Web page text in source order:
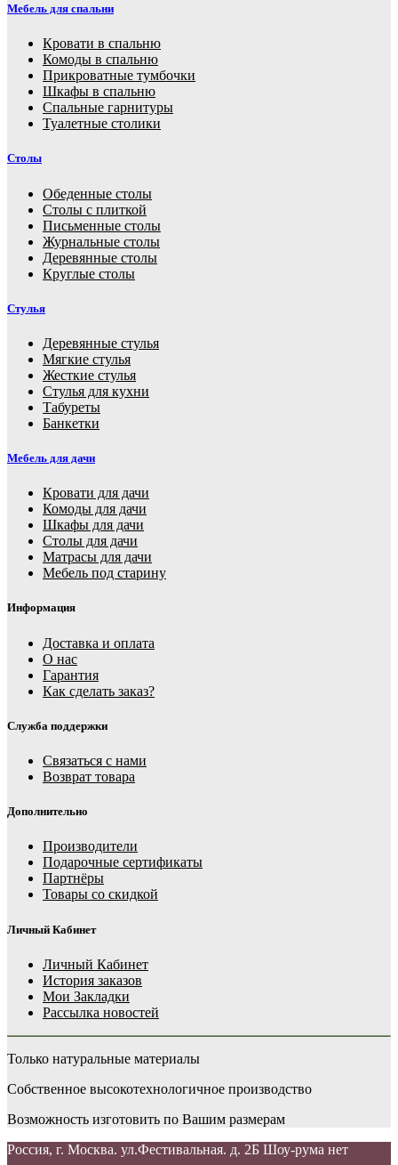
Мебель для спальни
Кровати в спальню
Комоды в спальню
Прикроватные тумбочки
Шкафы в спальню
Спальные гарнитуры
Туалетные столики
Столы
Обеденные столы
Столы с плиткой
Письменные столы
Журнальные столы
Деревянные столы
Круглые столы
Стулья
Деревянные стулья
Мягкие стулья
Жесткие стулья
Стулья для кухни
Табуреты
Банкетки
Мебель для дачи
Кровати для дачи
Комоды для дачи
Шкафы для дачи
Столы для дачи
Матрасы для дачи
Мебель под старину
Информация
Доставка и оплата
О нас
Гарантия
Как сделать заказ?
Служба поддержки
Связаться с нами
Возврат товара
Дополнительно
Производители
Подарочные сертификаты
Партнёры
Товары со скидкой
Личный Кабинет
Личный Кабинет
История заказов
Мои Закладки
Рассылка новостей
Только натуральные материалы
Собственное высокотехнологичное производство
Возможность изготовить по Вашим размерам
Россия, г. Москва. ул.Фестивальная. д. 2Б Шоу-рума нет